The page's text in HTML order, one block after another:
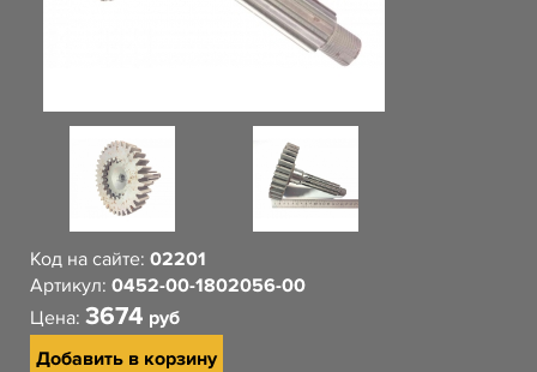
Код на сайте: 02201
Артикул: 0452-00-1802056-00
Цена: 3674 руб
Добавить в корзину